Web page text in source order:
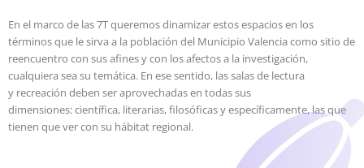
En el marco de las 7T queremos dinamizar estos espacios en los
términos que le sirva a la población del Municipio Valencia como sitio de
reencuentro con sus afines y con los afectos a la investigación,
cualquiera sea su temática. En ese sentido, las salas de lectura
y recreación deben ser aprovechadas en todas sus
dimensiones: científica, literarias, filosóficas y específicamente, las que
tienen que ver con su hábitat regional.